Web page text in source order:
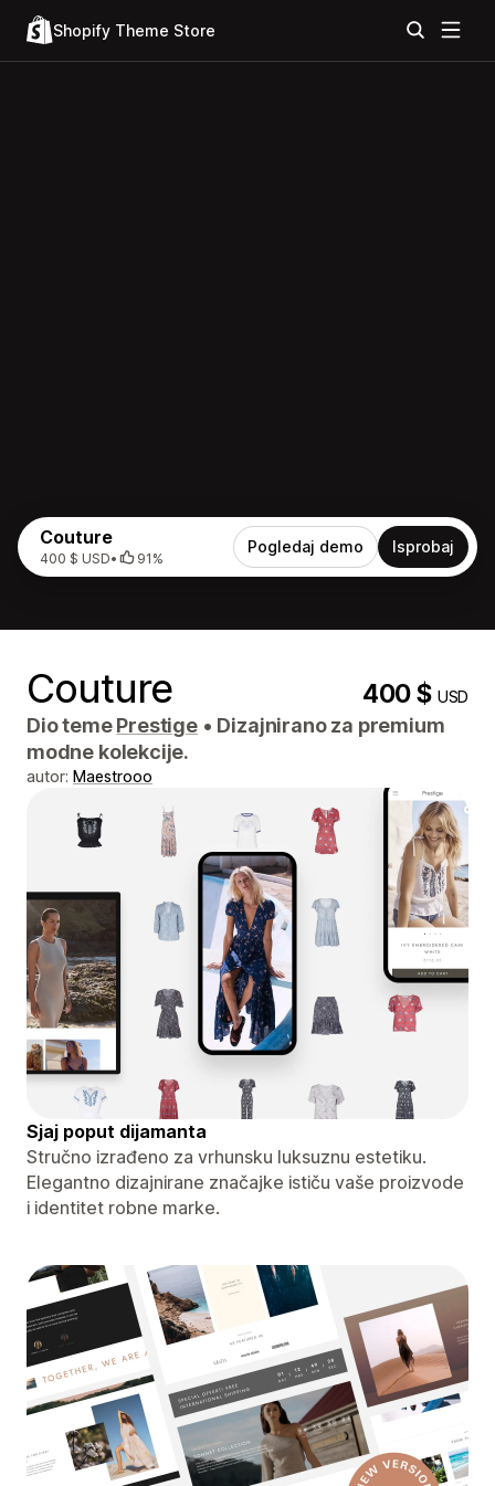
Shopify Theme Store
Couture
400 $ USD• 91%
Pogledaj demo Isprobaj
Couture 400 $USD
Dio temePrestige • Dizajnirano za premium
modne kolekcije.
autor: Maestrooo
Sjaj poput dijamanta
Stručno izrađeno za vrhunsku luksuznu estetiku.
Elegantno dizajnirane značajke ističu vaše proizvode
i identitet robne marke.